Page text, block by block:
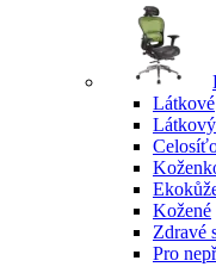
Látkové
Kožené
Zdravé
Pro